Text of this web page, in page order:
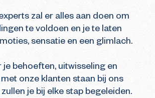
zal er alles aan doen om
te voldoen en je te laten
sensatie en een glimlach.
behoeften, uitwisseling en
onze klanten staan bij ons
je bij elke stap begeleiden.